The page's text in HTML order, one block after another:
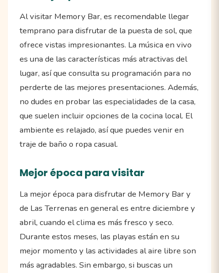
Al visitar Memory Bar, es recomendable llegar
temprano para disfrutar de la puesta de sol, que
ofrece vistas impresionantes. La música en vivo
es una de las características más atractivas del
lugar, así que consulta su programación para no
perderte de las mejores presentaciones. Además,
no dudes en probar las especialidades de la casa,
que suelen incluir opciones de la cocina local. El
ambiente es relajado, así que puedes venir en
traje de baño o ropa casual.
Mejor época para visitar
La mejor época para disfrutar de Memory Bar y
de Las Terrenas en general es entre diciembre y
abril, cuando el clima es más fresco y seco.
Durante estos meses, las playas están en su
mejor momento y las actividades al aire libre son
más agradables. Sin embargo, si buscas un